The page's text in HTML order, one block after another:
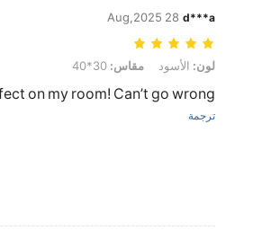
d***a
28 Aug,2025
لون: الأسود, مقاس: 30*40
لون: الأسود مقاس:
on my room! Can’t go wrong
ترجمة